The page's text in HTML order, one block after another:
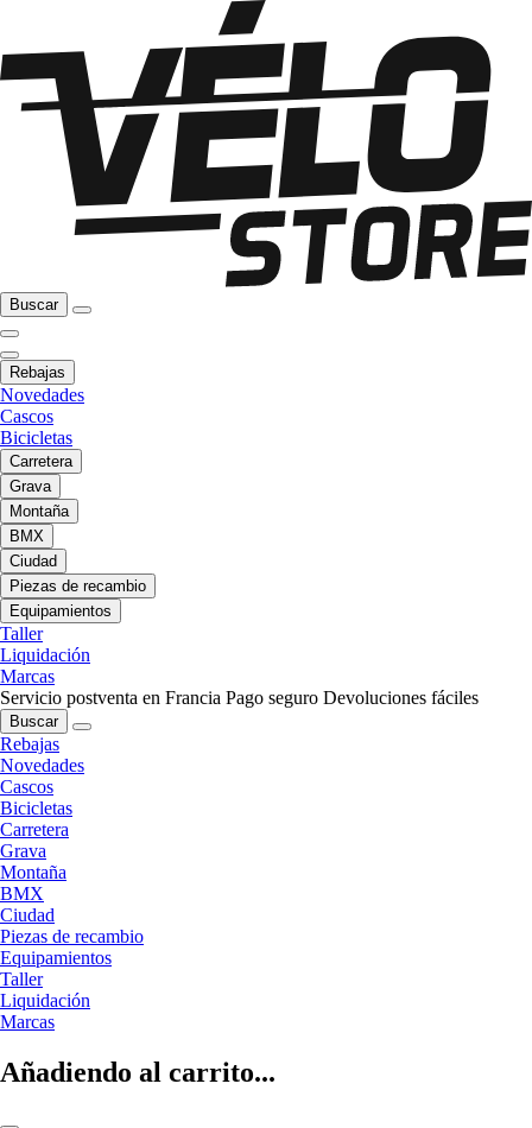
Buscar
Rebajas
Novedades
Cascos
Bicicletas
Carretera
Grava
Montaña
BMX
Ciudad
Piezas de recambio
Equipamientos
Taller
Liquidación
Marcas
Servicio postventa en Francia Pago seguro Devoluciones fáciles
Buscar
Rebajas
Novedades
Cascos
Bicicletas
Carretera
Grava
Montaña
BMX
Ciudad
Piezas de recambio
Equipamientos
Taller
Liquidación
Marcas
Añadiendo al carrito...